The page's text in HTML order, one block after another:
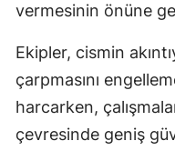
vermesinin önüne
Ekipler, cismin
çarpmasını
harcarken,
çevresinde geniş